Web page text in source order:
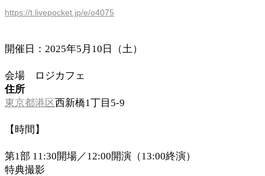
https://t.livepocket.jp/e/o4075
開催日：2025年5月10日（土）
会場 ロジカフェ
住所
東京都港区西新橋1丁目5-9
【時間】
第1部 11:30開場／12:00開演（13:00終演）
特典撮影